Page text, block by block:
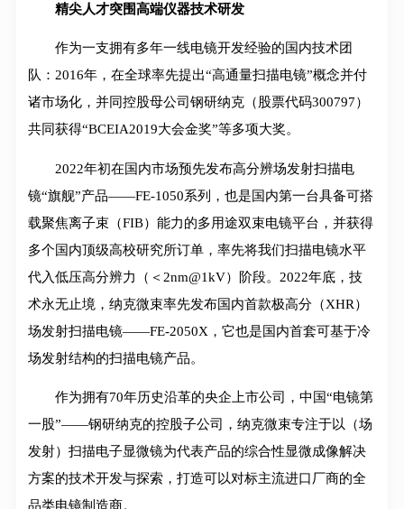
精尖人才突围高端仪器技术研发
作为一支拥有多年一线电镜开发经验的国内技术团
队：2016年，在全球率先提出“高通量扫描电镜”概念并付
诸市场化，并同控股母公司钢研纳克（股票代码300797）
共同获得“BCEIA2019大会金奖”等多项大奖。
2022年初在国内市场预先发布高分辨场发射扫描电
镜“旗舰”产品——FE-1050系列，也是国内第一台具备可搭
载聚焦离子束（FIB）能力的多用途双束电镜平台，并获得
多个国内顶级高校研究所订单，率先将我们扫描电镜水平
代入低压高分辨力（＜2nm@1kV）阶段。2022年底，技
术永无止境，纳克微束率先发布国内首款极高分（XHR）
场发射扫描电镜——FE-2050X，它也是国内首套可基于冷
场发射结构的扫描电镜产品。
作为拥有70年历史沿革的央企上市公司，中国“电镜第
一股”——钢研纳克的控股子公司，纳克微束专注于以（场
发射）扫描电子显微镜为代表产品的综合性显微成像解决
方案的技术开发与探索，打造可以对标主流进口厂商的全
品类电镜制造商。